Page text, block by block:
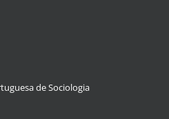
de Sociologia